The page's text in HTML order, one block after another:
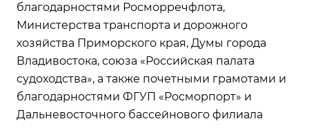
благодарностями Росморречфлота,
Министерства транспорта и дорожного
хозяйства Приморского края, Думы города
Владивостока, союза «Российская палата
судоходства», а также почетными грамотами и
благодарностями ФГУП «Росморпорт» и
Дальневосточного бассейнового филиала